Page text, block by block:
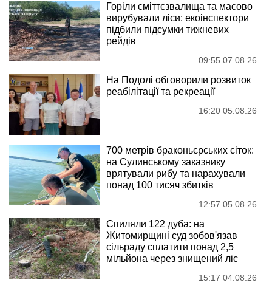
Горіли сміттєзвалища та масово
вирубували ліси: екоінспектори
підбили підсумки тижневих
рейдів
09:55 07.08.26
На Подолі обговорили розвиток
реабілітації та рекреації
16:20 05.08.26
700 метрів браконьєрських сіток:
на Сулинському заказнику
врятували рибу та нарахували
понад 100 тисяч збитків
12:57 05.08.26
Спиляли 122 дуба: на
Житомирщині суд зобов'язав
сільраду сплатити понад 2,5
мільйона через знищений ліс
15:17 04.08.26